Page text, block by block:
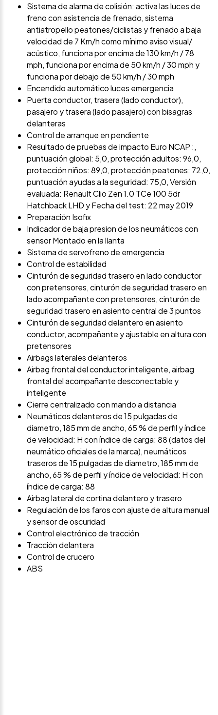
Sistema de alarma de colisión: activa las luces de
freno con asistencia de frenado, sistema
antiatropello peatones/ciclistas y frenado a baja
velocidad de 7 Km/h como mínimo aviso visual/
acústico, funciona por encima de 130 km/h / 78
mph, funciona por encima de 50 km/h / 30 mph y
funciona por debajo de 50 km/h / 30 mph
Encendido automático luces emergencia
Puerta conductor, trasera (lado conductor),
pasajero y trasera (lado pasajero) con bisagras
delanteras
Control de arranque en pendiente
Resultado de pruebas de impacto Euro NCAP :,
puntuación global: 5,0, protección adultos: 96,0,
protección niños: 89,0, protección peatones: 72,0,
puntuación ayudas a la seguridad: 75,0, Versión
evaluada: Renault Clio Zen 1.0 TCe 100 5dr
Hatchback LHD y Fecha del test: 22 may 2019
Preparación Isofix
Indicador de baja presion de los neumáticos con
sensor Montado en la llanta
Sistema de servofreno de emergencia
Control de estabilidad
Cinturón de seguridad trasero en lado conductor
con pretensores, cinturón de seguridad trasero en
lado acompañante con pretensores, cinturón de
seguridad trasero en asiento central de 3 puntos
Cinturón de seguridad delantero en asiento
conductor, acompañante y ajustable en altura con
pretensores
Airbags laterales delanteros
Airbag frontal del conductor inteligente, airbag
frontal del acompañante desconectable y
inteligente
Cierre centralizado con mando a distancia
Neumáticos delanteros de 15 pulgadas de
diametro, 185 mm de ancho, 65 % de perfil y índice
de velocidad: H con índice de carga: 88 (datos del
neumático oficiales de la marca), neumáticos
traseros de 15 pulgadas de diametro, 185 mm de
ancho, 65 % de perfil y índice de velocidad: H con
índice de carga: 88
Airbag lateral de cortina delantero y trasero
Regulación de los faros con ajuste de altura manual
y sensor de oscuridad
Control electrónico de tracción
Tracción delantera
Control de crucero
ABS